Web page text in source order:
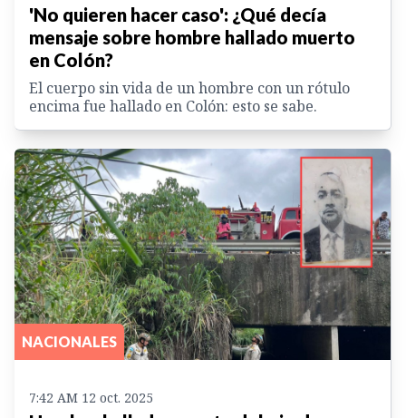
'No quieren hacer caso': ¿Qué decía
mensaje sobre hombre hallado muerto
en Colón?
El cuerpo sin vida de un hombre con un rótulo
encima fue hallado en Colón: esto se sabe.
NACIONALES
7:42 AM 12 oct. 2025